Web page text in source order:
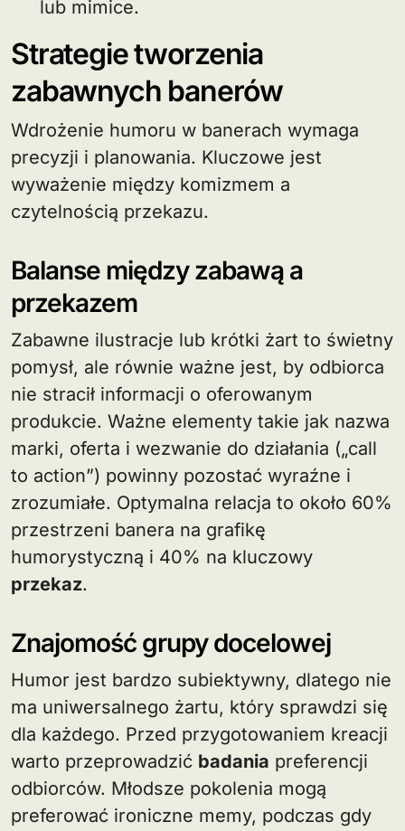
lub mimice.
Strategie tworzenia
zabawnych banerów
Wdrożenie humoru w banerach wymaga
precyzji i planowania. Kluczowe jest
wyważenie między komizmem a
czytelnością przekazu.
Balanse między zabawą a
przekazem
Zabawne ilustracje lub krótki żart to świetny
pomysł, ale równie ważne jest, by odbiorca
nie stracił informacji o oferowanym
produkcie. Ważne elementy takie jak nazwa
marki, oferta i wezwanie do działania („call
to action”) powinny pozostać wyraźne i
zrozumiałe. Optymalna relacja to około 60%
przestrzeni banera na grafikę
humorystyczną i 40% na kluczowy
przekaz.
Znajomość grupy docelowej
Humor jest bardzo subiektywny, dlatego nie
ma uniwersalnego żartu, który sprawdzi się
dla każdego. Przed przygotowaniem kreacji
warto przeprowadzić badania preferencji
odbiorców. Młodsze pokolenia mogą
preferować ironiczne memy, podczas gdy